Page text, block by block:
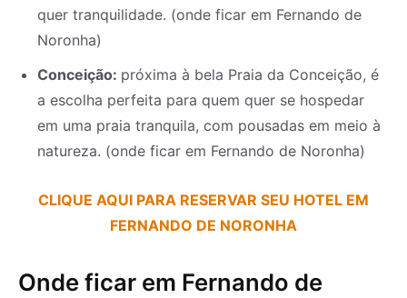
quer tranquilidade. (onde ficar em Fernando de
Noronha)
Conceição: próxima à bela Praia da Conceição, é
a escolha perfeita para quem quer se hospedar
em uma praia tranquila, com pousadas em meio à
natureza. (onde ficar em Fernando de Noronha)
CLIQUE AQUI PARA RESERVAR SEU HOTEL EM
FERNANDO DE NORONHA
Onde ficar em Fernando de